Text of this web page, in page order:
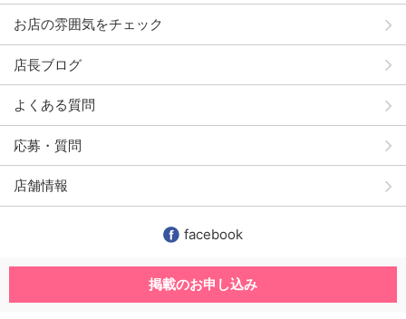
お店の雰囲気をチェック
店長ブログ
よくある質問
応募・質問
店舗情報
facebook
掲載のお申し込み